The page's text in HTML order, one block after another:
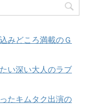
みどころ満載のＧ
い深い大人のラブ
たキムタク出演の